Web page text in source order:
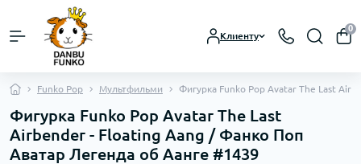
Клиенту
0
Funko Pop Мультфильми Фигурка Funko Pop Avatar The Last
Фигурка Funko Pop Avatar The Last
Airbender - Floating Aang / Фанко Поп
Аватар Легенда об Аанге #1439